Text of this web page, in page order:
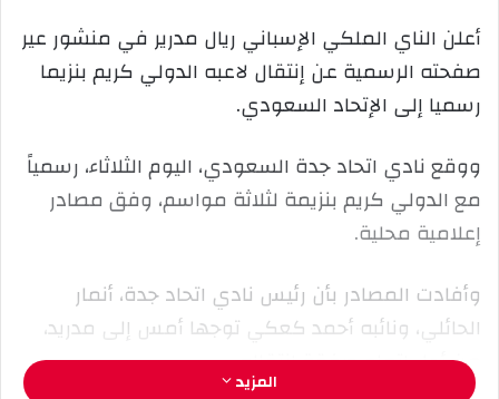
ي
د
إ
ك
ت
ا
أعلن الناي الملكي الإسباني ريال مدرير في منشور عير
صفحته الرسمية عن إنتقال لاعبه الدولي كريم بنزيما
رسميا إلى الإتحاد السعودي.
ووقع نادي اتحاد جدة السعودي، اليوم الثلاثاء، رسمياً
مع الدولي كريم بنزيمة لثلاثة مواسم، وفق مصادر
إعلامية محلية.
وأفادت المصادر بأن رئيس نادي اتحاد جدة، أنمار
الحائلي، ونائبه أحمد كعكي توجها أمس إلى مدريد،
من أجل إتمام صفقة انتقاله.
المزيد